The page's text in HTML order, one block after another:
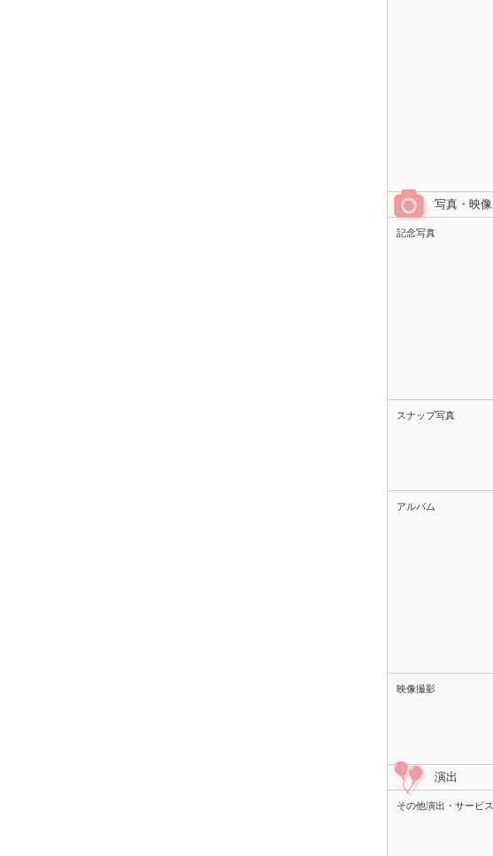
写真・映像
記念写真
スナップ写真
アルバム
映像撮影
演出
その他演出・サービス